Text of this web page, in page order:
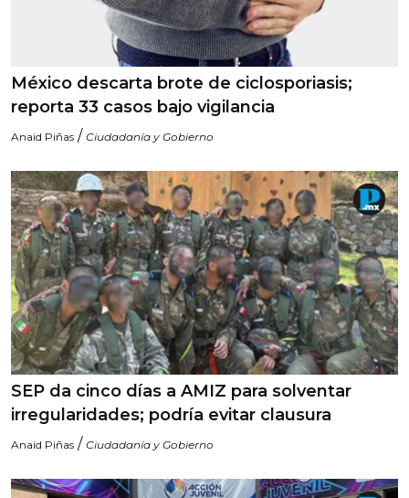
México descarta brote de ciclosporiasis;
reporta 33 casos bajo vigilancia
Anaid Piñas / Ciudadanía y Gobierno
SEP da cinco días a AMIZ para solventar
irregularidades; podría evitar clausura
Anaid Piñas / Ciudadanía y Gobierno